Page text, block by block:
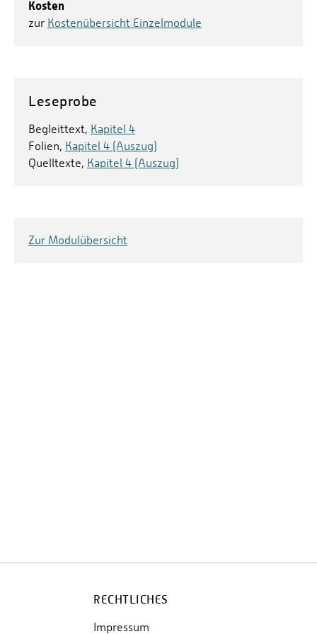
Kosten
zur Kostenübersicht Einzelmodule
Leseprobe
Begleittext, Kapitel 4
Folien, Kapitel 4 (Auszug)
Quelltexte, Kapitel 4 (Auszug)
Zur Modulübersicht
RECHTLICHES
Impressum